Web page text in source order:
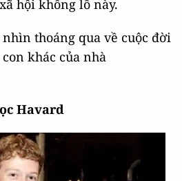
hội khổng lồ này.
thoáng qua về cuộc đời
khác của nhà
Havard